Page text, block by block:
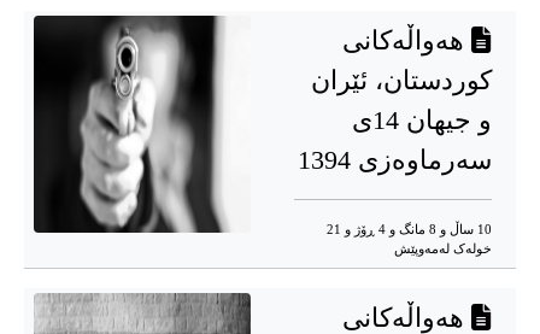
هەواڵەکانی
کوردستان، ئێران
و جیهان 14ی
سەرماوەزی 1394
10 ساڵ و 8 مانگ و 4 ڕۆژ و 21
خوله‌ک له‌مه‌وپێش‌
هەواڵەکانی